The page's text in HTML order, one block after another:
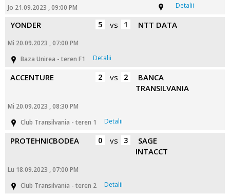
Jo 21.09.2023 , 09:00 PM Detalii
YONDER 5 vs 1 NTT DATA
Mi 20.09.2023 , 07:00 PM
Baza Unirea - teren F1
Detalii
ACCENTURE 2 vs 2
BANCA
TRANSILVANIA
Mi 20.09.2023 , 08:30 PM
Club Transilvania - teren 1
Detalii
PROTEHNICBODEA 0 vs 3
SAGE
INTACCT
Lu 18.09.2023 , 07:00 PM
Club Transilvania - teren 2
Detalii